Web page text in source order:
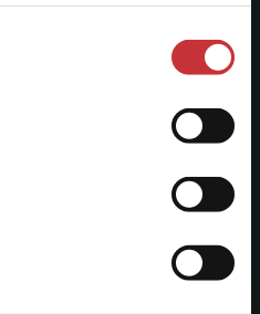
enhet utanför Sverige.
utanför Sverige. För
måste
finns Studentlitteratur med